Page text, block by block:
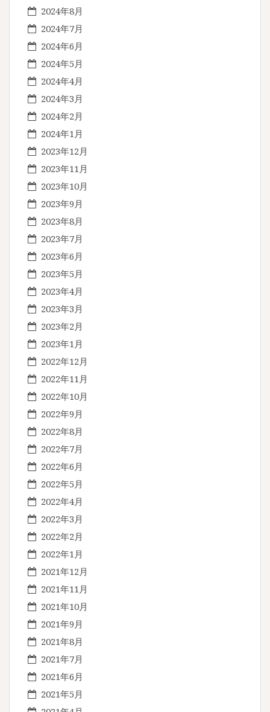
2024年8月
2024年7月
2024年6月
2024年5月
2024年4月
2024年3月
2024年2月
2024年1月
2023年12月
2023年11月
2023年10月
2023年9月
2023年8月
2023年7月
2023年6月
2023年5月
2023年4月
2023年3月
2023年2月
2023年1月
2022年12月
2022年11月
2022年10月
2022年9月
2022年8月
2022年7月
2022年6月
2022年5月
2022年4月
2022年3月
2022年2月
2022年1月
2021年12月
2021年11月
2021年10月
2021年9月
2021年8月
2021年7月
2021年6月
2021年5月